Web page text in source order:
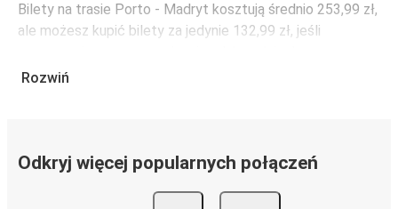
Bilety na trasie Porto - Madryt kosztują średnio 253,99 zł,
ale możesz kupić bilety za jedynie 132,99 zł, jeśli
unikając weekendów i świąt. Aby podróżować szybko,
Rozwiń
Odkryj więcej popularnych połączeń